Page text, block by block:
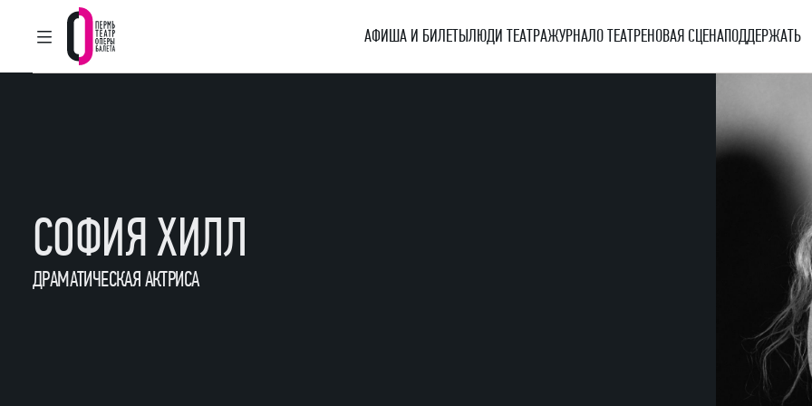
ГЛАВНОЕ МЕНЮ
Пермский театр оперы и балета
АФИША И БИЛЕТЫЛЮДИ ТЕАТРАЖУРНАЛО ТЕАТРЕНОВАЯ СЦЕНАПОДДЕРЖАТЬ
СОФИЯ ХИЛЛ
ДРАМАТИЧЕСКАЯ АКТРИСА